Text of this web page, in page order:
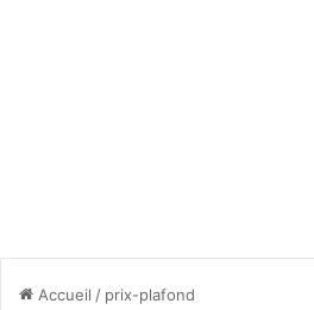
Accueil / prix-plafond